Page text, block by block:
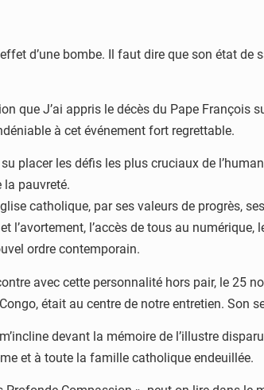
d’une bombe. Il faut dire que son état de
que J’ai appris le décès du Pape
à cet événement fort regrettable.
placer les défis les plus cruciaux de
la pauvreté.
catholique, par ses valeurs de progrès,
l’accès de tous au
ordre contemporain.
avec cette personnalité hors pair, le 25
était au centre de notre entretien. Son
devant la mémoire de l’illustre
et à toute la famille catholique endeuillée.